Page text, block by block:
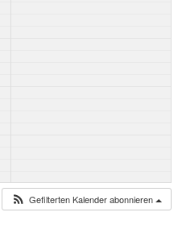
Gefilterten Kalender abonnieren